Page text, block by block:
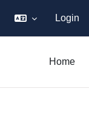
Login
Home